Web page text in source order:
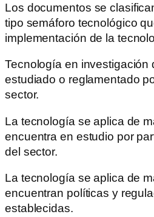
Los documentos se
tipo semáforo tecnológico
implementación de la
Tecnología en investigación
estudiado o reglamentado
sector.
La tecnología se aplica de
encuentra en estudio por
del sector.
La tecnología se aplica de
encuentran políticas y
establecidas.